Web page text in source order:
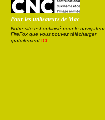
Pour les utilisateurs de Mac
Notre site est optimisé pour le navigateur
FireFox que vous pouvez télécharger
gratuitement ici